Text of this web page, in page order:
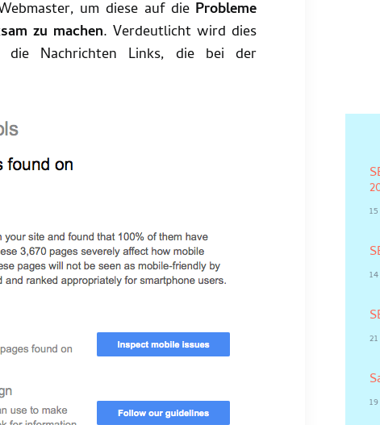
um diese auf die Probleme
zu machen. Verdeutlicht wird dies
die Nachrichten Links, die bei der